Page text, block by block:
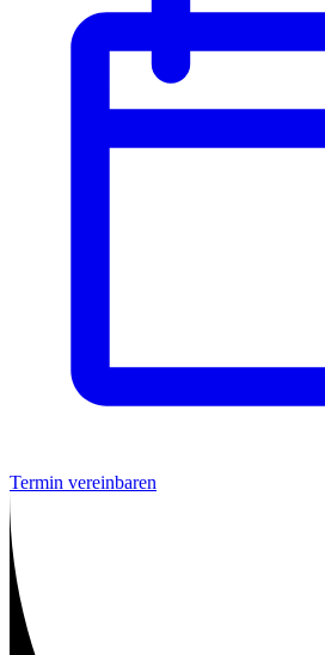
Termin vereinbaren